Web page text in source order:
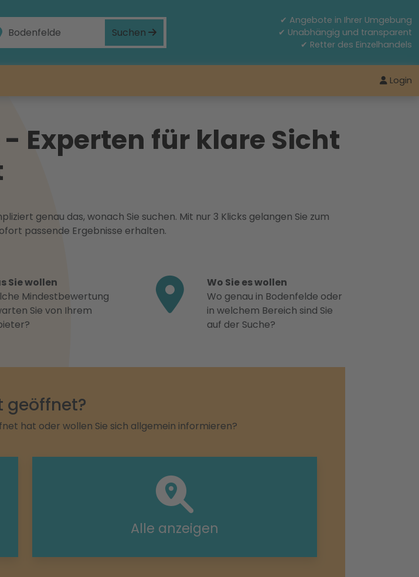
Suchen
✔ Angebote in Ihrer Umgebung
✔ Unabhängig und transparent
✔ Retter des Einzelhandels
Login
Experten für klare Sicht
genau das, wonach Sie suchen. Mit nur 3 Klicks gelangen Sie zum
passende Ergebnisse erhalten.
Sie wollen
Mindestbewertung
Sie von Ihrem
Wo Sie es wollen
Wo genau in Bodenfelde oder
in welchem Bereich sind Sie
auf der Suche?
geöffnet?
hat oder wollen Sie sich allgemein informieren?
Alle anzeigen